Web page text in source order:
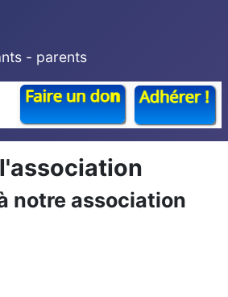
- parents
notre association